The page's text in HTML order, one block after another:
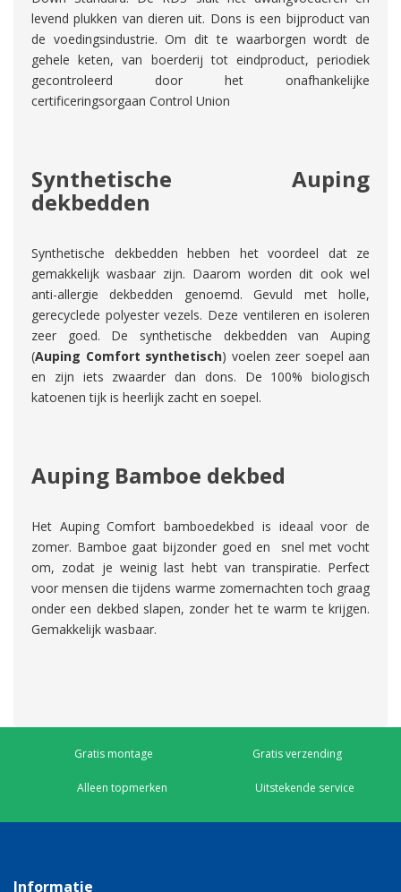
levend plukken van dieren uit. Dons is een bijproduct van
de voedingsindustrie. Om dit te waarborgen wordt de
gehele keten, van boerderij tot eindproduct, periodiek
gecontroleerd door het onafhankelijke
certiﬁceringsorgaan Control Union
Synthetische Auping
dekbedden
Synthetische dekbedden hebben het voordeel dat ze
gemakkelijk wasbaar zijn. Daarom worden dit ook wel
anti-allergie dekbedden genoemd. Gevuld met holle,
gerecyclede polyester vezels. Deze ventileren en isoleren
zeer goed. De synthetische dekbedden van Auping
(Auping Comfort synthetisch) voelen zeer soepel aan
en zijn iets zwaarder dan dons. De 100% biologisch
katoenen tijk is heerlijk zacht en soepel.
Auping Bamboe dekbed
Het Auping Comfort bamboedekbed is ideaal voor de
zomer. Bamboe gaat bijzonder goed en snel met vocht
om, zodat je weinig last hebt van transpiratie. Perfect
voor mensen die tijdens warme zomernachten toch graag
onder een dekbed slapen, zonder het te warm te krijgen.
Gemakkelijk wasbaar.
Gratis montage Gratis verzending
Alleen topmerken Uitstekende service
Informatie